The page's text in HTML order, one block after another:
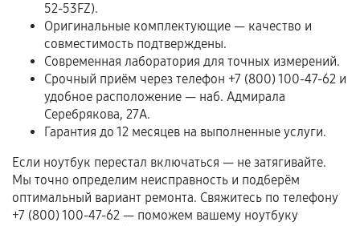
Программные сбои, если это не указано в
отдельных условиях.
Если комплектующие куплены
самостоятельно
Гарантия на выполненные работы может
сохраняться полностью или частично, если
соблюдены следующие условия:
Предоставленные детали подходят по
52-53FZ).
Оригинальные комплектующие — качество и
совместимость подтверждены.
Современная лаборатория для точных измерений.
Срочный приём через телефон +7 (800) 100-47-62 и
удобное расположение — наб. Адмирала
Серебрякова, 27А.
Гарантия до 12 месяцев на выполненные услуги.
Если ноутбук перестал включаться — не затягивайте.
Мы точно определим неисправность и подберём
оптимальный вариант ремонта. Свяжитесь по телефону
+7 (800) 100-47-62 — поможем вашему ноутбуку